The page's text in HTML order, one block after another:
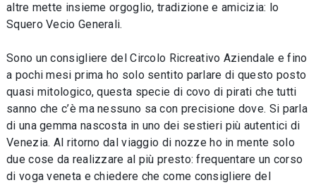
altre mette insieme orgoglio, tradizione e amicizia: lo
Squero Vecio Generali.
Sono un consigliere del Circolo Ricreativo Aziendale e fino
a pochi mesi prima ho solo sentito parlare di questo posto
quasi mitologico, questa specie di covo di pirati che tutti
sanno che c’è ma nessuno sa con precisione dove. Si parla
di una gemma nascosta in uno dei sestieri più autentici di
Venezia. Al ritorno dal viaggio di nozze ho in mente solo
due cose da realizzare al più presto: frequentare un corso
di voga veneta e chiedere che come consigliere del